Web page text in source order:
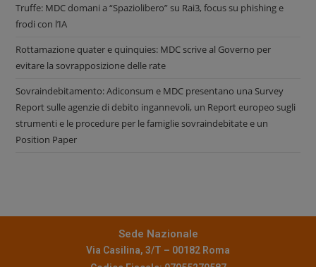
Truffe: MDC domani a “Spaziolibero” su Rai3, focus su phishing e
frodi con l’IA
Rottamazione quater e quinquies: MDC scrive al Governo per
evitare la sovrapposizione delle rate
Sovraindebitamento: Adiconsum e MDC presentano una Survey
Report sulle agenzie di debito ingannevoli, un Report europeo sugli
strumenti e le procedure per le famiglie sovraindebitate e un
Position Paper
Sede Nazionale
Via Casilina, 3/T – 00182 Roma